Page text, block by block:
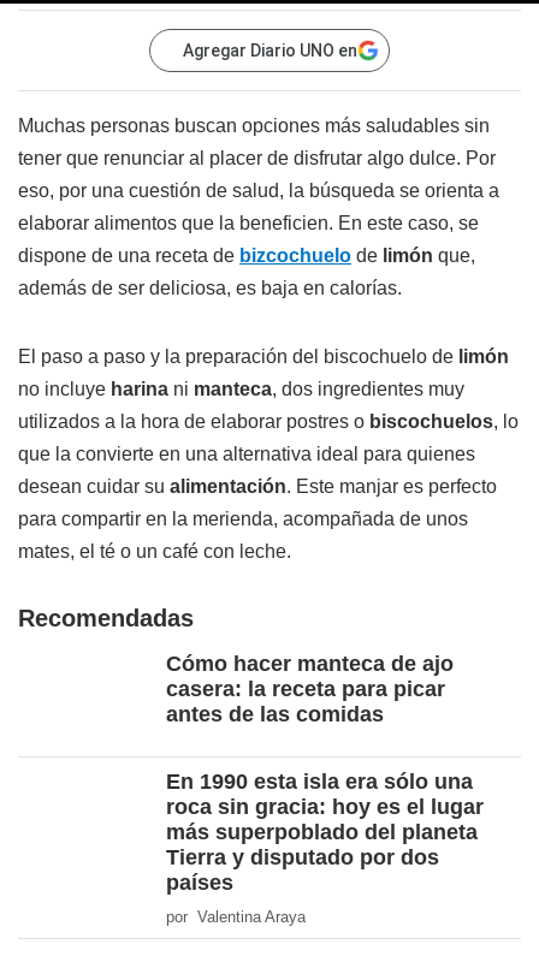
Agregar Diario UNO en
Muchas personas buscan opciones más saludables sin
tener que renunciar al placer de disfrutar algo dulce. Por
eso, por una cuestión de salud, la búsqueda se orienta a
elaborar alimentos que la beneficien. En este caso, se
dispone de una receta de bizcochuelo de limón que,
además de ser deliciosa, es baja en calorías.
El paso a paso y la preparación del biscochuelo de limón
no incluye harina ni manteca, dos ingredientes muy
utilizados a la hora de elaborar postres o biscochuelos, lo
que la convierte en una alternativa ideal para quienes
desean cuidar su alimentación. Este manjar es perfecto
para compartir en la merienda, acompañada de unos
mates, el té o un café con leche.
Recomendadas
Cómo hacer manteca de ajo
casera: la receta para picar
antes de las comidas
En 1990 esta isla era sólo una
roca sin gracia: hoy es el lugar
más superpoblado del planeta
Tierra y disputado por dos
países
por Valentina Araya